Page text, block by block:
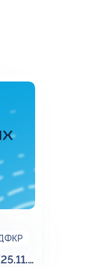
День відкритих дверей (25.11.2023)